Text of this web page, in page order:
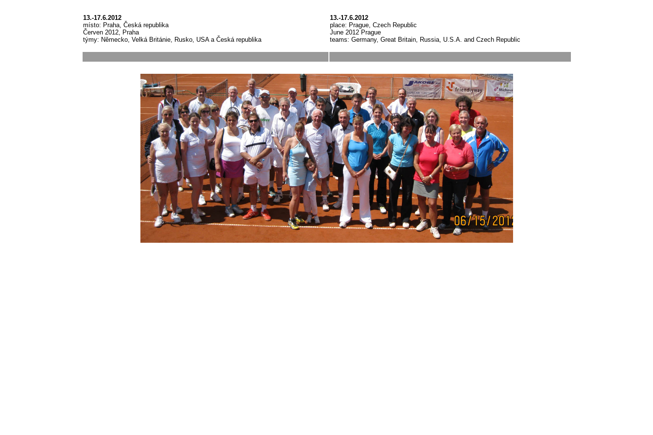
13.-17.6.2012
místo: Praha, Česká republika
Červen 2012, Praha
týmy: Německo, Velká Británie, Rusko, USA a Česká republika
13.-17.6.2012
place: Prague, Czech Republic
June 2012 Prague
teams: Germany, Great Britain, Russia, U.S.A. and Czech Republic